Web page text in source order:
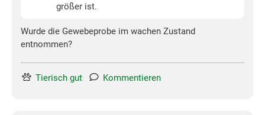
größer ist.
Wurde die Gewebeprobe im wachen Zustand
entnommen?
Tierisch gut Kommentieren